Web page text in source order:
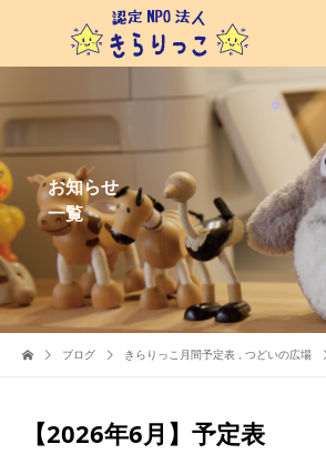
お知らせ
一覧
ブログ きらりっこ月間予定表 つどいの広場
【2026年6月】予定表